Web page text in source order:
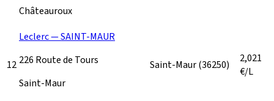
Châteauroux
12
Leclerc — SAINT-MAUR
226 Route de Tours
Saint-Maur
Saint-Maur(36250)
2,021
€/L